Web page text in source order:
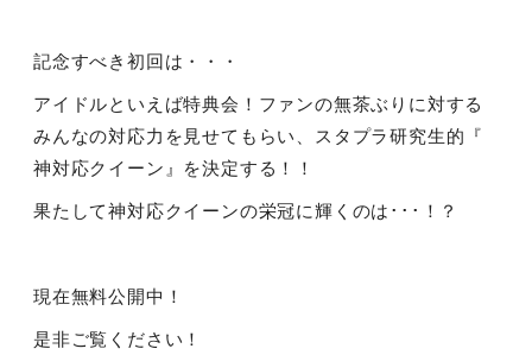
記念すべき初回は・・・
アイドルといえば特典会！ファンの無茶ぶりに対する
みんなの対応力を見せてもらい、スタプラ研究生的『
神対応クイーン』を決定する！！
果たして神対応クイーンの栄冠に輝くのは･･･！？
現在無料公開中！
是非ご覧ください！